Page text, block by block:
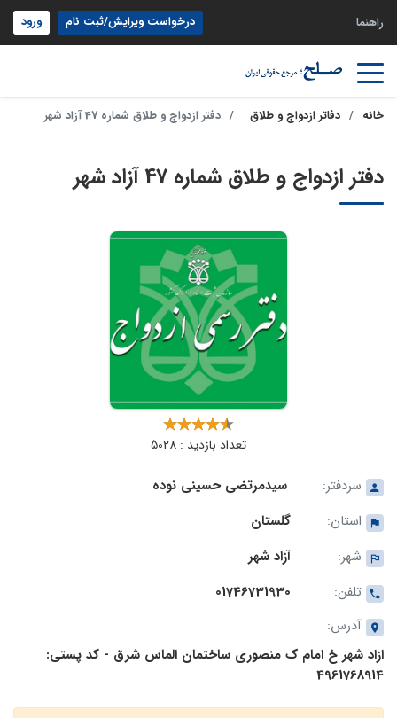
راهنما درخواست ویرایش/ثبت نام ورود
خانه دفاتر ازدواج و طلاق دفتر ازدواج و طلاق شماره 47 آزاد شهر
دفتر ازدواج و طلاق شماره 47 آزاد شهر
تعداد بازدید : 5028
سردفتر:
سیدمرتضی حسینی نوده
استان:
گلستان
شهر:
آزاد شهر
تلفن:
01746731930
آدرس:
ازاد شهر خ امام ک منصوری ساختمان الماس شرق - کد پستی:
4961768914